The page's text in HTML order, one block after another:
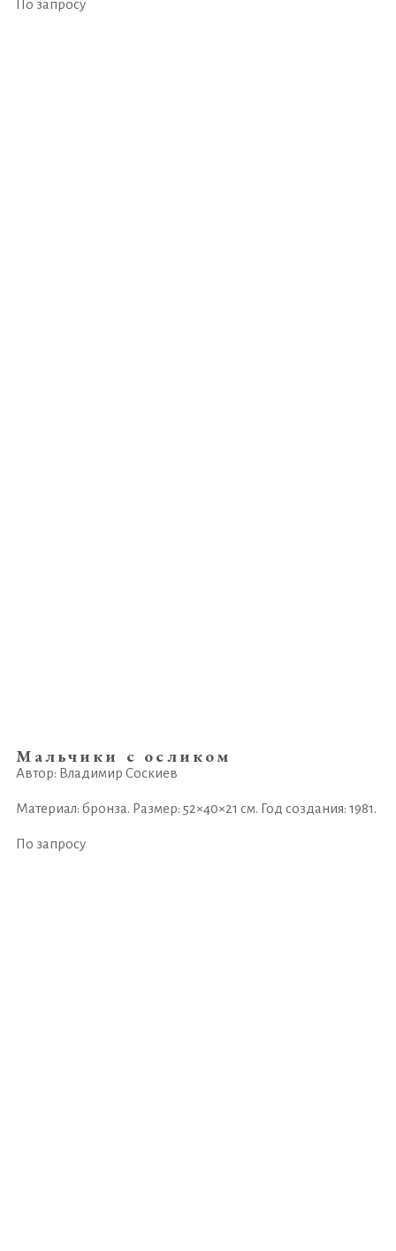
По запросу
Мальчики с осликом
Автор: Владимир Соскиев
Материал: бронза. Размер: 52×40×21 см. Год создания: 1981.
По запросу